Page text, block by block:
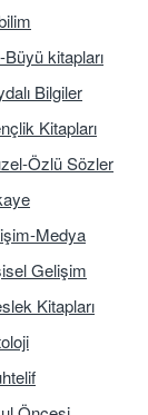
Büyü kitapları
Bilgiler
Kitapları
Özlü Sözler
Medya
Gelişim
Kitapları